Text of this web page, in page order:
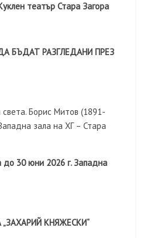
театър Стара Загора
БЪДАТ РАЗГЛЕДАНИ ПРЕЗ
Борис Митов (1891-
зала на ХГ – Стара
30 юни 2026 г. Западна
КНЯЖЕСКИ“